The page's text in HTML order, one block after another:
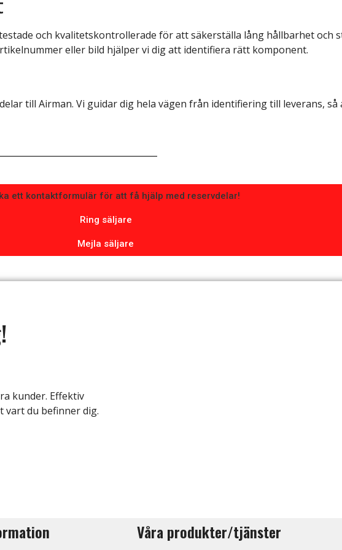
och kvalitetskontrollerade för att säkerställa lång hållbarhet och
eller bild hjälper vi dig att identifiera rätt komponent.
till Airman. Vi guidar dig hela vägen från identifiering till leverans,
ett kontaktformulär för att få hjälp med reservdelar!
Ring säljare
Mejla säljare
kunder. Effektiv
du befinner dig.
Våra produkter/tjänster
Skicka